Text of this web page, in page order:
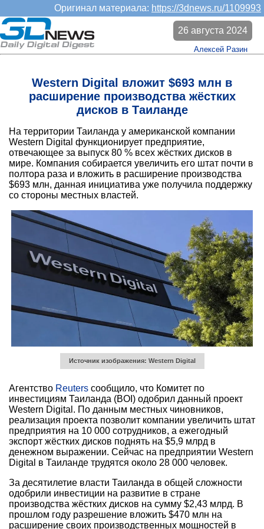
Оригинал материала: https://3dnews.ru/1109993
Western Digital вложит $693 млн в
расширение производства жёстких
дисков в Таиланде
26 августа 2024
Алексей Разин
На территории Таиланда у американской компании
Western Digital функционирует предприятие,
отвечающее за выпуск 80 % всех жёстких дисков в
мире. Компания собирается увеличить его штат почти в
полтора раза и вложить в расширение производства
$693 млн, данная инициатива уже получила поддержку
со стороны местных властей.
Источник изображения: Western Digital
Агентство Reuters сообщило, что Комитет по
инвестициям Таиланда (BOI) одобрил данный проект
Western Digital. По данным местных чиновников,
реализация проекта позволит компании увеличить штат
предприятия на 10 000 сотрудников, а ежегодный
экспорт жёстких дисков поднять на $5,9 млрд в
денежном выражении. Сейчас на предприятии Western
Digital в Таиланде трудятся около 28 000 человек.
За десятилетие власти Таиланда в общей сложности
одобрили инвестиции на развитие в стране
производства жёстких дисков на сумму $2,43 млрд. В
прошлом году разрешение вложить $470 млн на
расширение своих производственных мощностей в